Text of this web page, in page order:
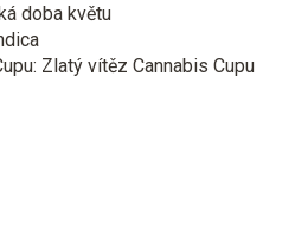
doba květu
Zlatý vítěz Cannabis Cupu